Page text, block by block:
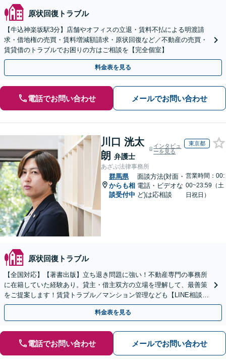
原状回復トラブル
【牛込神楽坂駅3分】店舗やオフィスの立退・賃料不払による明渡請
求・借地権の売買・賃料増減額請求・原状回復など／不動産の売買・
賃貸借のトラブルでお困りの方はご相談を【完全個室】
料金表を見る
電話でお問い合わせ メールでお問い合わせ
川口 洸太
朗 弁護士
インタビュ
ーを見る
東京都
あざぶ法律事務所
群馬県
からも相
談受付中
面談方法(対面・
電話・ビデオな
ど)は応相談
営業時間：00:
00~23:59（土
日祝日）
原状回復トラブル
【全国対応】【著書出版】立ち退き問題に強い！不動産専門の事務所
に在籍していた経験あり。貸主・借主双方の立場を理解して、最善策
をご提案します！賃貸トラブル／マンション管理なども【LINE相談可
能】【初回相談30分無料】【土日夜間相談可】
料金表を見る
電話でお問い合わせ メールでお問い合わせ